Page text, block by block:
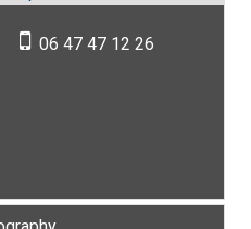
06 47 47 12 26